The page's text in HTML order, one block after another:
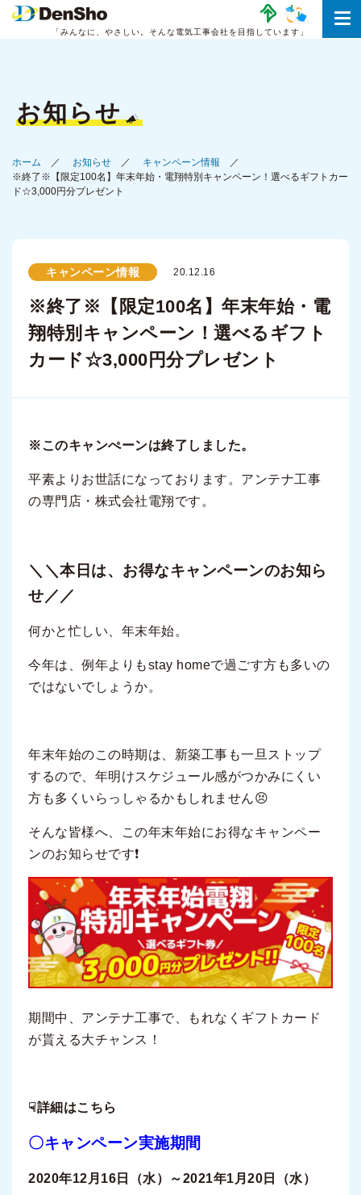
「みんなに、やさしい。 そんな電気工事会社を目指しています」
お知らせ
ホーム お知らせ
キャンペーン情報
※終了※【限定100名】年末年始・電翔特別キャンペーン！選べるギフトカー
ド☆3,000円分プレゼント
キャンペーン情報 20.12.16
※終了※【限定100名】年末年始・電
翔特別キャンペーン！選べるギフト
カード☆3,000円分プレゼント
※このキャンぺーンは終了しました。
平素よりお世話になっております。アンテナ工事
の専門店・株式会社電翔です。
＼＼本日は、お得なキャンペーンのお知ら
せ／／
何かと忙しい、年末年始。
今年は、例年よりもstay homeで過ごす方も多いの
ではないでしょうか。
年末年始のこの時期は、新築工事も一旦ストップ
するので、年明けスケジュール感がつかみにくい
方も多くいらっしゃるかもしれません😣
そんな皆様へ、この年末年始にお得なキャンペー
ンのお知らせです❗
期間中、アンテナ工事で、もれなくギフトカード
が貰える大チャンス！
☟詳細はこちら
〇キャンペーン実施期間
2020年12月16日（水）～2021年1月20日（水）